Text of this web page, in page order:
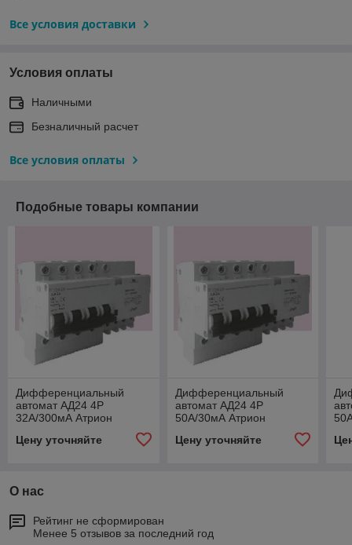
Все условия доставки
Условия оплаты
Наличными
Безналичный расчет
Все условия оплаты
Подобные товары компании
Дифференциальный
автомат АД24 4Р
32А/300мА Атрион
Цену уточняйте
Дифференциальный
автомат АД24 4Р
50А/30мА Атрион
Цену уточняйте
О нас
Рейтинг не сформирован
Менее 5 отзывов за последний год